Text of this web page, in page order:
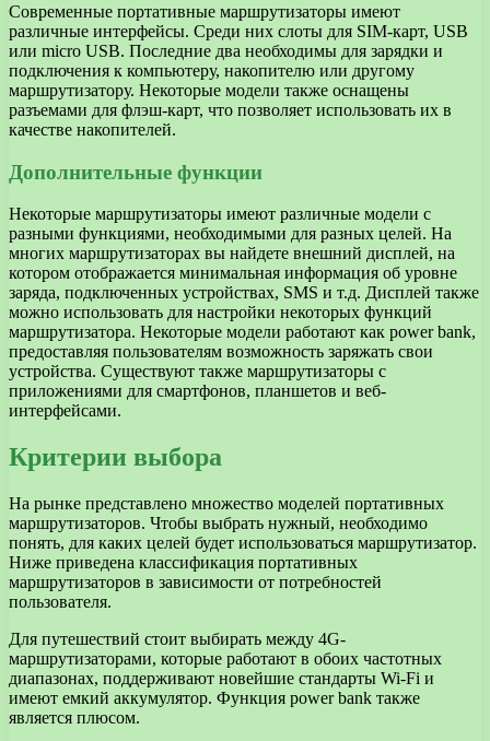
Современные портативные маршрутизаторы имеют
различные интерфейсы. Среди них слоты для SIM-карт, USB
или micro USB. Последние два необходимы для зарядки и
подключения к компьютеру, накопителю или другому
маршрутизатору. Некоторые модели также оснащены
разъемами для флэш-карт, что позволяет использовать их в
качестве накопителей.
Дополнительные функции
Некоторые маршрутизаторы имеют различные модели с
разными функциями, необходимыми для разных целей. На
многих маршрутизаторах вы найдете внешний дисплей, на
котором отображается минимальная информация об уровне
заряда, подключенных устройствах, SMS и т.д. Дисплей также
можно использовать для настройки некоторых функций
маршрутизатора. Некоторые модели работают как power bank,
предоставляя пользователям возможность заряжать свои
устройства. Существуют также маршрутизаторы с
приложениями для смартфонов, планшетов и веб-
интерфейсами.
Критерии выбора
На рынке представлено множество моделей портативных
маршрутизаторов. Чтобы выбрать нужный, необходимо
понять, для каких целей будет использоваться маршрутизатор.
Ниже приведена классификация портативных
маршрутизаторов в зависимости от потребностей
пользователя.
Для путешествий стоит выбирать между 4G-
маршрутизаторами, которые работают в обоих частотных
диапазонах, поддерживают новейшие стандарты Wi-Fi и
имеют емкий аккумулятор. Функция power bank также
является плюсом.